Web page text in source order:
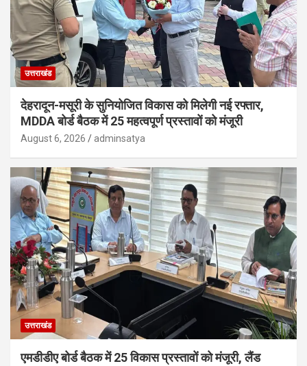
उत्तराखंड
देहरादून-मसूरी के सुनियोजित विकास को मिलेगी नई रफ्तार,
MDDA बोर्ड बैठक में 25 महत्वपूर्ण प्रस्तावों को मंजूरी
August 6, 2026 adminsatya
उत्तराखंड
एमडीडीए बोर्ड बैठक में 25 विकास प्रस्तावों को मंजूरी, लैंड